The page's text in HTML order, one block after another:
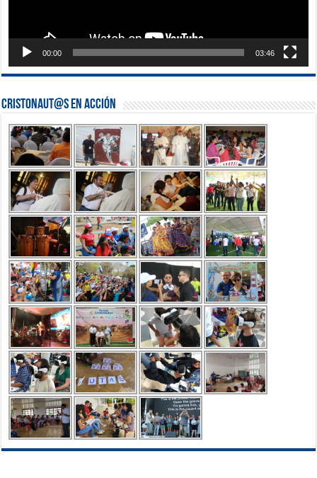
00:00 03:46
Cristonaut@s en Acción